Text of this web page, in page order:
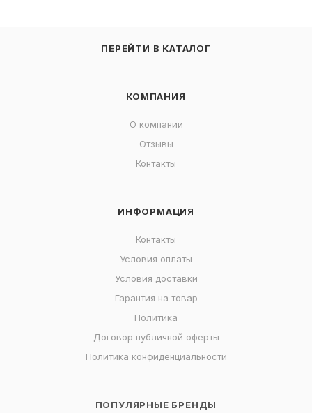
ПЕРЕЙТИ В КАТАЛОГ
КОМПАНИЯ
О компании
Отзывы
Контакты
ИНФОРМАЦИЯ
Контакты
Условия оплаты
Условия доставки
Гарантия на товар
Политика
Договор публичной оферты
Политика конфиденциальности
ПОПУЛЯРНЫЕ БРЕНДЫ